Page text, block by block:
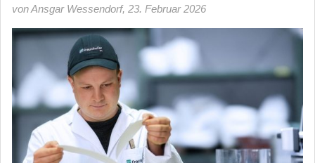
von Ansgar Wessendorf, 23. Februar 2026